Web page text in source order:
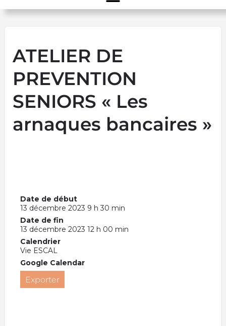
ATELIER DE
PREVENTION
SENIORS « Les
arnaques bancaires »
Date de début
13 décembre 2023 9 h 30 min
Date de fin
13 décembre 2023 12 h 00 min
Calendrier
Vie ESCAL
Google Calendar
Exporter